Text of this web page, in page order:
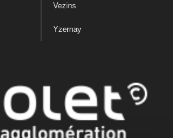
Vezins
Yzernay